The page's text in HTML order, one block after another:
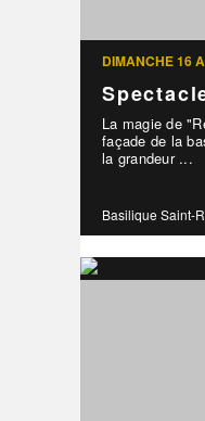
DIMANCHE 16
La magie de
façade de la
la grandeur ...
Basilique Saint-